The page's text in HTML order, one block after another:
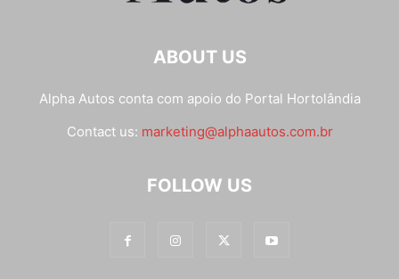
ABOUT US
Alpha Autos conta com apoio do Portal Hortolândia
Contact us: marketing@alphaautos.com.br
FOLLOW US